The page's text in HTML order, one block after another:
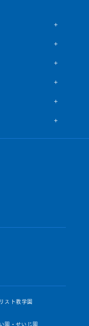
スト教学園
園・せいじ園